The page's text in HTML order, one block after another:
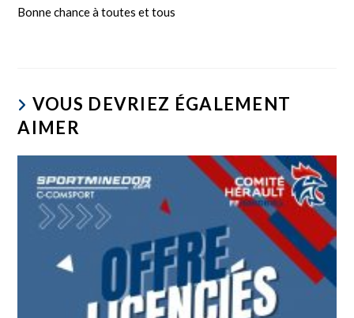
Bonne chance à toutes et tous
VOUS DEVRIEZ ÉGALEMENT
AIMER